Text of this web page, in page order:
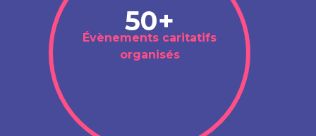
50+
Évènements caritatifs
organisés